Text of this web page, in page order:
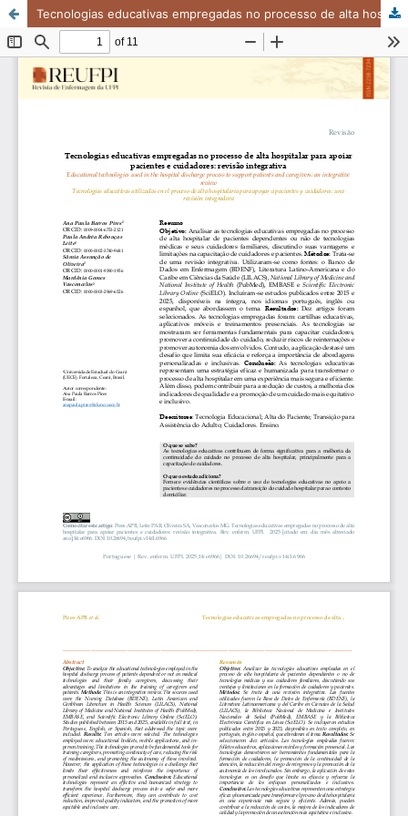
Tecnologias educativas empregadas no processo de alta hospitalar para apoiar pacientes e cuidadores: revisão integrativa